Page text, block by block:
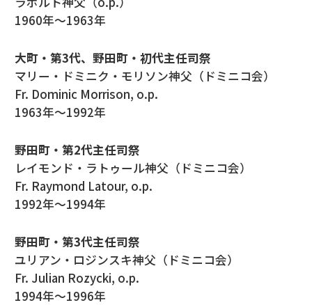
1960年～1963年
大町・第3代、野田町・初代主任司祭
マリー・ドミニク・モリソン神父（ドミニコ会）
Fr. Dominic Morrison, o.p.
1963年～1992年
野田町・第2代主任司祭
レイモンド・ラトゥール神父（ドミニコ会）
Fr. Raymond Latour, o.p.
1992年～1994年
野田町・第3代主任司祭
ユリアン・ロジンスキ神父（ドミニコ会）
Fr. Julian Rozycki, o.p.
1994年～1996年